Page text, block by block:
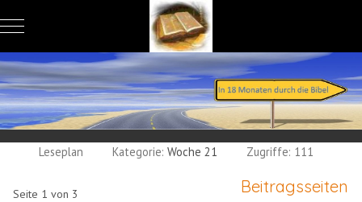
Mobile Menu Toggle
Leseplan Kategorie:Woche 21 Zugriffe: 111
Beitragsseiten
Seite 1 von 3